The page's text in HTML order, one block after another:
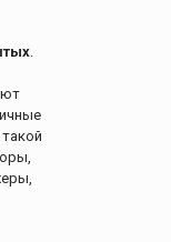
.